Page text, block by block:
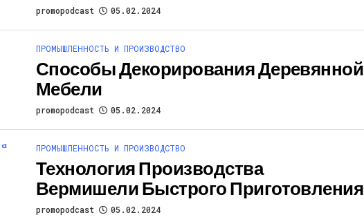
promopodcast 05.02.2024
ПРОМЫШЛЕННОСТЬ И ПРОИЗВОДСТВО
Способы Декорирования Деревянной
Мебели
promopodcast 05.02.2024
ПРОМЫШЛЕННОСТЬ И ПРОИЗВОДСТВО
Технология Производства
Вермишели Быстрого Приготовления
promopodcast 05.02.2024